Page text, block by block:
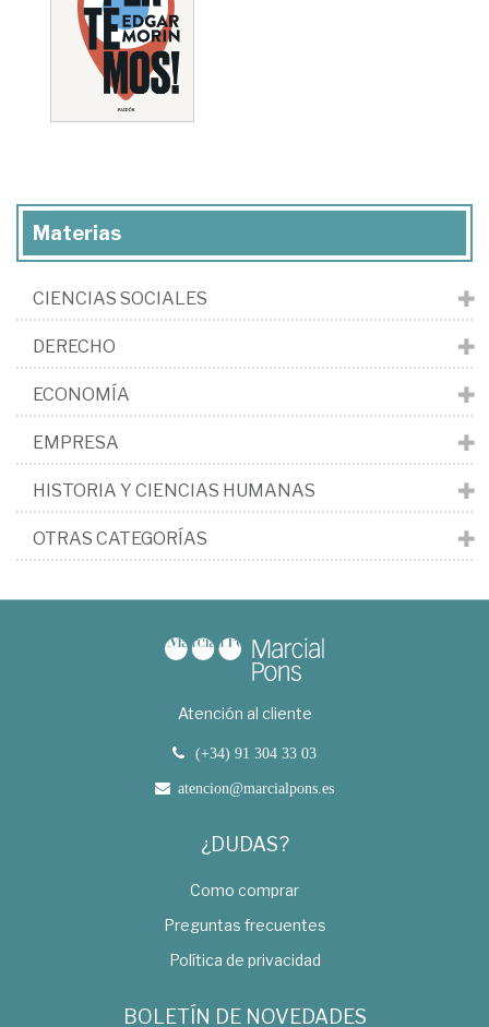
Materias
CIENCIAS SOCIALES
DERECHO
ECONOMÍA
EMPRESA
HISTORIA Y CIENCIAS HUMANAS
OTRAS CATEGORÍAS
Atención al cliente
(+34) 91 304 33 03
atencion@marcialpons.es
¿DUDAS?
Como comprar
Preguntas frecuentes
Política de privacidad
BOLETÍN DE NOVEDADES